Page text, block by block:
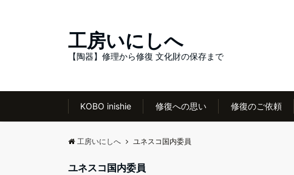
工房いにしへ
【陶器】修理から修復 文化財の保存まで
KOBO inishie 修復への思い 修復のご依頼
工房いにしへ ユネスコ国内委員
ユネスコ国内委員